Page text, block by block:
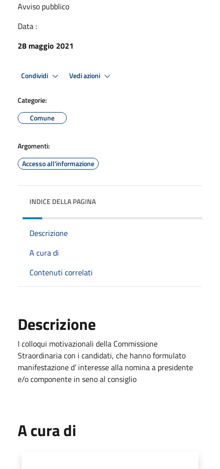
Avviso pubblico
Data :
28 maggio 2021
Condividi Vedi azioni
Categorie:
Comune
Argomenti:
Accesso all'informazione
INDICE DELLA PAGINA
Descrizione
A cura di
Contenuti correlati
Descrizione
I colloqui motivazionali della Commissione
Straordinaria con i candidati, che hanno formulato
manifestazione d’ interesse alla nomina a presidente
e/o componente in seno al consiglio
A cura di